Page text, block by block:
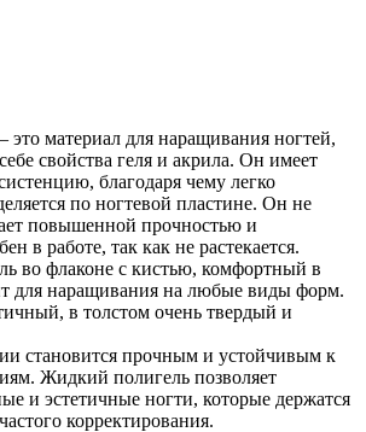
материал для наращивания ногтей,
свойства геля и акрила. Он имеет
благодаря чему легко
по ногтевой пластине. Он не
повышенной прочностью и
в работе, так как не растекается.
во флаконе с кистью, комфортный в
для наращивания на любые виды форм.
в толстом очень твердый и
становится прочным и устойчивым к
Жидкий полигель позволяет
и эстетичные ногти, которые держатся
корректирования.